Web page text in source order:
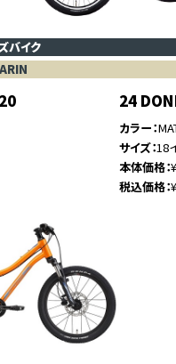
バイク
24
カラー
サイズ 18
本体価格
税込価格